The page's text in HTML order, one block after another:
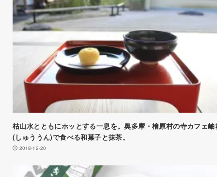
枯山水とともにホッとする一息を。奥多摩・檜原村の寺カフェ岫
(しゅううん)で食べる和菓子と抹茶。
2018-12-20